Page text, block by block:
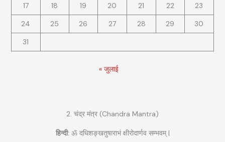
17
18 19 20 21 22
23
24
25 26 27 28 29
30
31
« जुलाई
2. चंद्र मंत्र (Chandra Mantra)
हिन्दी:ॐ दधिशङ्खतुषाराभं क्षीरोदार्णव सम्भवम् |